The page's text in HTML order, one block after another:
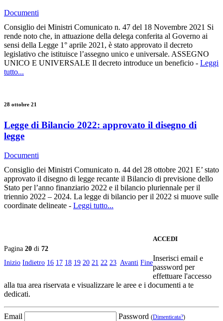
Documenti
Consiglio dei Ministri Comunicato n. 47 del 18 Novembre 2021 Si
rende noto che, in attuazione della delega conferita al Governo ai
sensi della Legge 1° aprile 2021, è stato approvato il decreto
legislativo che istituisce l’assegno unico e universale. ASSEGNO
UNICO E UNIVERSALE Il decreto introduce un beneficio - Leggi
tutto...
28 ottobre 21
Legge di Bilancio 2022: approvato il disegno di
legge
Documenti
Consiglio dei Ministri Comunicato n. 44 del 28 ottobre 2021 E’ stato
approvato il disegno di legge recante il Bilancio di previsione dello
Stato per l’anno finanziario 2022 e il bilancio pluriennale per il
triennio 2022 – 2024. La legge di bilancio per il 2022 si muove sulle
coordinate delineate - Leggi tutto...
Pagina 20 di 72
Inizio Indietro 16 17 18 19 20 21 22 23 Avanti Fine
ACCEDI
Inserisci email e
password per
effettuare l'accesso
alla tua area riservata e visualizzare le aree e i documenti a te
dedicati.
Email Password (Dimenticata?)